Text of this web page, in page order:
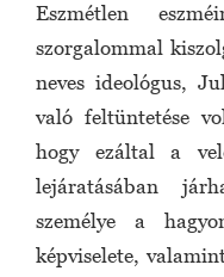
Eszmétlen
szorgalommal
neves ideológus,
való feltüntetése
hogy ezáltal a
lejáratásában
személye a
képviselete,